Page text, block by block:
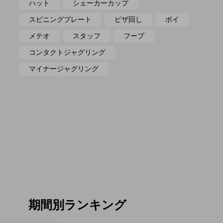
ハット シェーカーカップ
スピニングプレート ピザ回し ポイ
メテオ スタッフ フープ
コンタクトジャグリング
マイナージャグリング
期間別ランキング